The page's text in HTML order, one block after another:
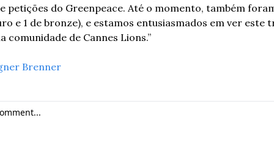
petições do Greenpeace. Até o momento, também
e 1 de bronze), e estamos entusiasmados em ver este
comunidade de Cannes Lions.”
Brenner